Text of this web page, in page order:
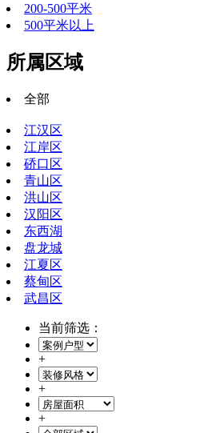
200-500平米
500平米以上
所属区域
全部
江汉区
江岸区
硚口区
青山区
洪山区
汉阳区
东西湖
盘龙城
江夏区
蔡甸区
武昌区
当前筛选：
+
+
+